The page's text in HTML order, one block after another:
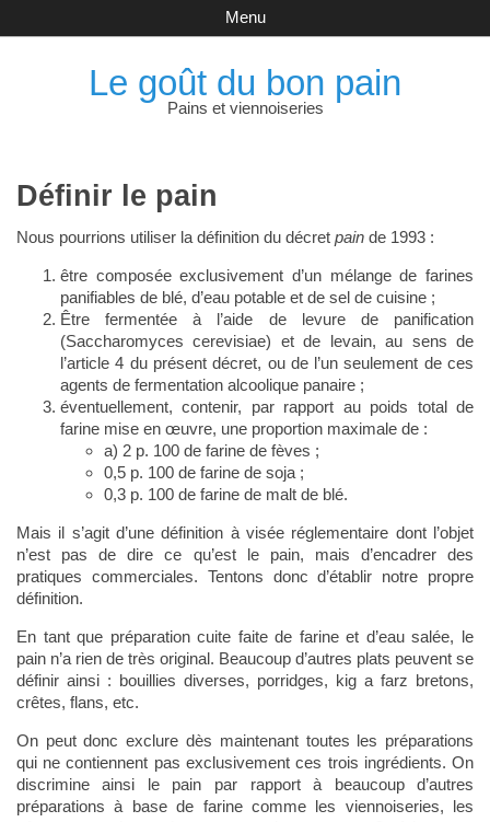
Le goût du bon pain
Pains et viennoiseries
Menu
Définir le pain
Nous pourrions utiliser la définition du décret painde 1993 :
être composée exclusivement d’un mélange de farines
panifiables de blé, d’eau potable et de sel de cuisine ;
Être fermentée à l’aide de levure de panification
(Saccharomyces cerevisiae) et de levain, au sens de
l’article 4 du présent décret, ou de l’un seulement de ces
agents de fermentation alcoolique panaire ;
éventuellement, contenir, par rapport au poids total de
farine mise en œuvre, une proportion maximale de :
a) 2 p. 100 de farine de fèves ;
0,5 p. 100 de farine de soja ;
0,3 p. 100 de farine de malt de blé.
Mais il s’agit d’une définition à visée réglementaire dont l’objet
n’est pas de dire ce qu’est le pain, mais d’encadrer des
pratiques commerciales. Tentons donc d’établir notre propre
définition.
En tant que préparation cuite faite de farine et d’eau salée, le
pain n’a rien de très original. Beaucoup d’autres plats peuvent se
définir ainsi : bouillies diverses, porridges, kig a farz bretons,
crêtes, flans, etc.
On peut donc exclure dès maintenant toutes les préparations
qui ne contiennent pas exclusivement ces trois ingrédients. On
discrimine ainsi le pain par rapport à beaucoup d’autres
préparations à base de farine comme les viennoiseries, les